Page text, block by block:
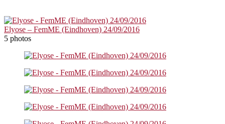
Elyose – FemME (Eindhoven) 24/09/2016
5 photos